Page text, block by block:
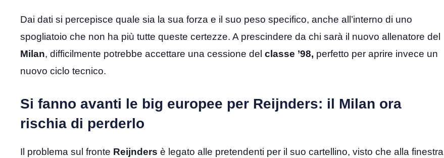
Dai dati si percepisce quale sia la sua forza e il suo peso specifico, anche all’interno di uno
spogliatoio che non ha più tutte queste certezze. A prescindere da chi sarà il nuovo allenatore del
Milan, difficilmente potrebbe accettare una cessione del classe ’98, perfetto per aprire invece un
nuovo ciclo tecnico.
Si fanno avanti le big europee per Reijnders: il Milan ora
rischia di perderlo
Il problema sul fronte Reijnders è legato alle pretendenti per il suo cartellino, visto che alla finestra